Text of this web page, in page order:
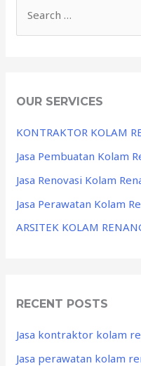
OUR SERVICES
KONTRAKTOR KOLAM
Jasa Pembuatan Kolam
Jasa Renovasi Kolam
Jasa Perawatan Kolam
ARSITEK KOLAM
RECENT POSTS
Jasa kontraktor kolam
Jasa perawatan kolam